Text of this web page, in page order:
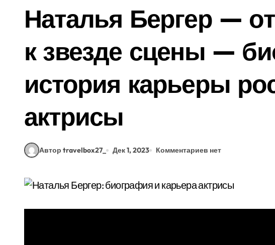
Наталья Бергер —
к звезде сцены —
история карьеры
актрисы
Автор travelbox27_ Дек 1, 2023 Комментариев нет